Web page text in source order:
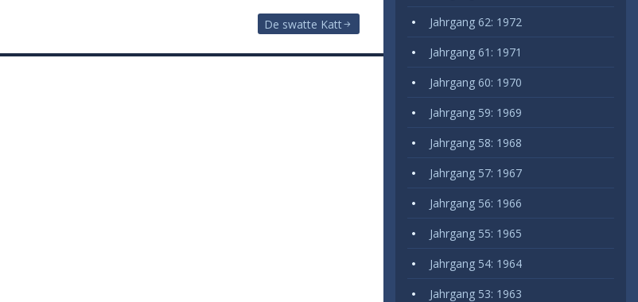
De swatte Katt
Jahrgang 62: 1972
Jahrgang 61: 1971
Jahrgang 60: 1970
Jahrgang 59: 1969
Jahrgang 58: 1968
Jahrgang 57: 1967
Jahrgang 56: 1966
Jahrgang 55: 1965
Jahrgang 54: 1964
Jahrgang 53: 1963